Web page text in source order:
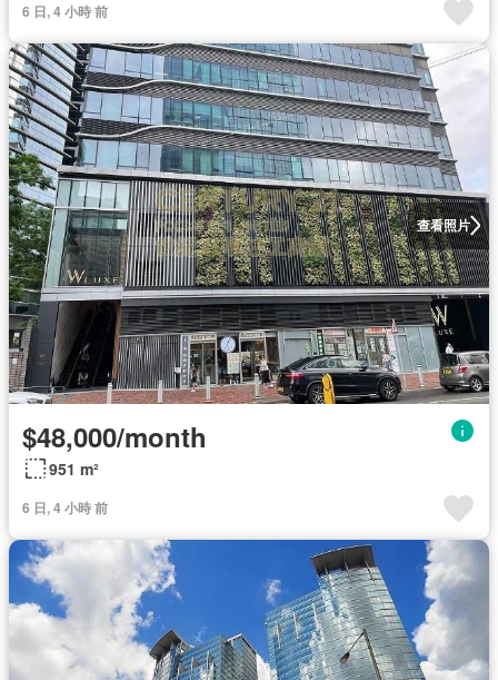
6 日, 4 小時 前
查看照片
$48,000/month
951 m²
6 日, 4 小時 前